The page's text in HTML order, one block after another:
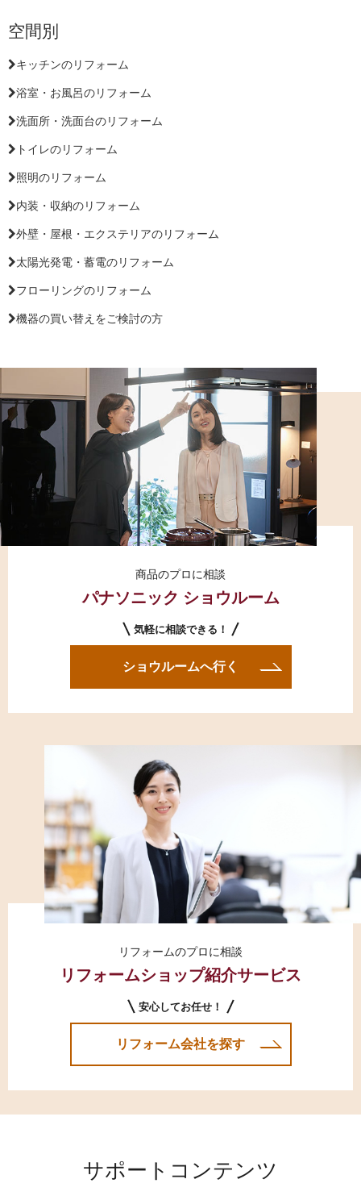
空間別
キッチンのリフォーム
浴室・お風呂のリフォーム
洗面所・洗面台のリフォーム
トイレのリフォーム
照明のリフォーム
内装・収納のリフォーム
外壁・屋根・エクステリアのリフォーム
太陽光発電・蓄電のリフォーム
フローリングのリフォーム
機器の買い替えをご検討の方
商品のプロに相談
パナソニック ショウルーム
気軽に相談できる！
ショウルームへ行く
リフォームのプロに相談
リフォームショップ紹介サービス
安心してお任せ！
リフォーム会社を探す
サポートコンテンツ